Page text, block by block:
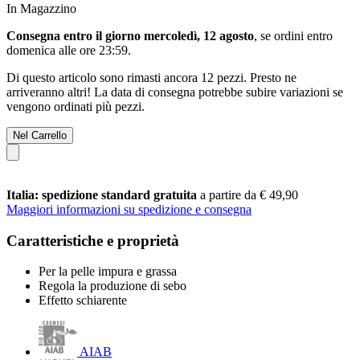
In Magazzino
Consegna entro il giorno mercoledì, 12 agosto, se ordini entro
domenica alle ore 23:59.
Di questo articolo sono rimasti ancora 12 pezzi. Presto ne
arriveranno altri! La data di consegna potrebbe subire variazioni se
vengono ordinati più pezzi.
Nel Carrello
Italia: spedizione standard gratuita a partire da € 49,90
Maggiori informazioni su spedizione e consegna
Caratteristiche e proprietà
Per la pelle impura e grassa
Regola la produzione di sebo
Effetto schiarente
AIAB